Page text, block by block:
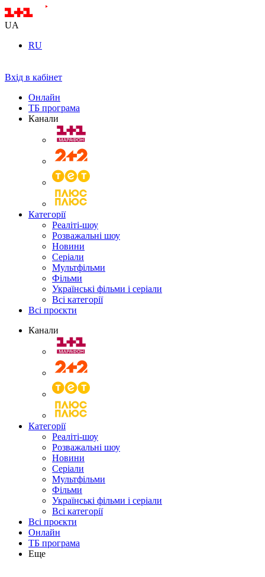
UA
RU
Вхід в кабінет
Онлайн
ТБ програма
Канали
Категорії
Реаліті-шоу
Розважальні шоу
Новини
Серіали
Мультфільми
Фільми
Українські фільми і серіали
Всі категорії
Всі проєкти
Канали
Категорії
Реаліті-шоу
Розважальні шоу
Новини
Серіали
Мультфільми
Фільми
Українські фільми і серіали
Всі категорії
Всі проєкти
Онлайн
ТБ програма
Еще